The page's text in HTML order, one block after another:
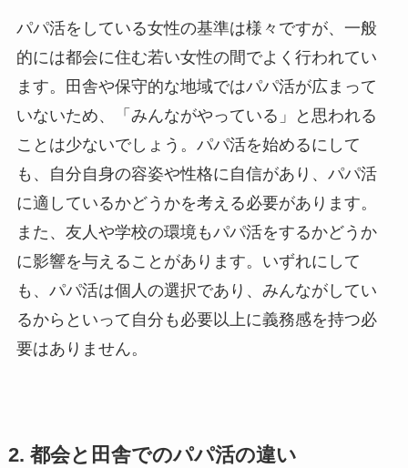
パパ活をしている女性の基準は様々ですが、一般
的には都会に住む若い女性の間でよく行われてい
ます。田舎や保守的な地域ではパパ活が広まって
いないため、「みんながやっている」と思われる
ことは少ないでしょう。パパ活を始めるにして
も、自分自身の容姿や性格に自信があり、パパ活
に適しているかどうかを考える必要があります。
また、友人や学校の環境もパパ活をするかどうか
に影響を与えることがあります。いずれにして
も、パパ活は個人の選択であり、みんながしてい
るからといって自分も必要以上に義務感を持つ必
要はありません。
2. 都会と田舎でのパパ活の違い